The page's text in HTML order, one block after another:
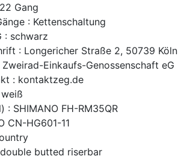
Gang
: Kettenschaltung
: schwarz
: Longericher Straße 2, 50739 Köln
Einkaufs-Genossenschaft eG
: kontaktzeg.de
: SHIMANO FH-RM35QR
CN-HG601-11
butted riserbar